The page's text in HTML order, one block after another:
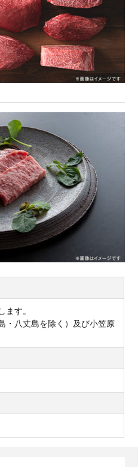
す。
・八丈島を除く）及び小笠原